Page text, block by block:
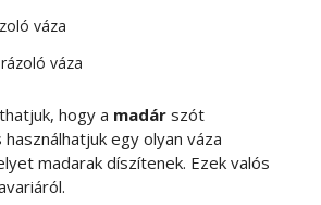
váza
váza
hogy a madár szót
egy olyan váza
madarak díszítenek. Ezek valós